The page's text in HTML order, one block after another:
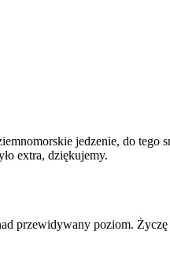
jedzenie, do tego
extra, dziękujemy.
przewidywany poziom.